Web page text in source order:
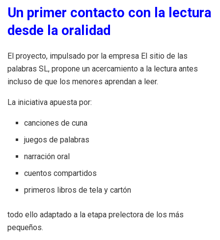
Un primer contacto con la lectura
desde la oralidad
El proyecto, impulsado por la empresa El sitio de las
palabras SL, propone un acercamiento a la lectura antes
incluso de que los menores aprendan a leer.
La iniciativa apuesta por:
canciones de cuna
juegos de palabras
narración oral
cuentos compartidos
primeros libros de tela y cartón
todo ello adaptado a la etapa prelectora de los más
pequeños.